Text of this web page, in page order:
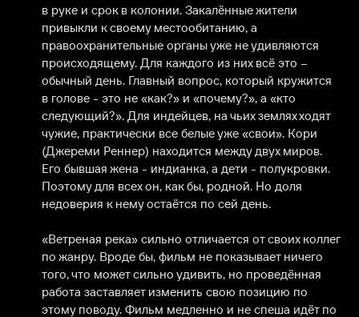
в руке и срок в колонии. Закалённые жители
привыкли к своему местообитанию, а
правоохранительные органы уже не удивляются
происходящему. Для каждого из них всё это –
обычный день. Главный вопрос, который кружится
в голове - это не «как?» и «почему?», а «кто
следующий?». Для индейцев, на чьих землях ходят
чужие, практически все белые уже «свои». Кори
(Джереми Реннер) находится между двух миров.
Его бывшая жена - индианка, а дети - полукровки.
Поэтому для всех он, как бы, родной. Но доля
недоверия к нему остаётся по сей день.
«Ветреная река» сильно отличается от своих коллег
по жанру. Вроде бы, фильм не показывает ничего
того, что может сильно удивить, но проведённая
работа заставляет изменить свою позицию по
этому поводу. Фильм медленно и не спеша идёт по